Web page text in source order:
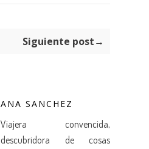
Siguiente post→
ANA SANCHEZ
Viajera convencida,
descubridora de cosas